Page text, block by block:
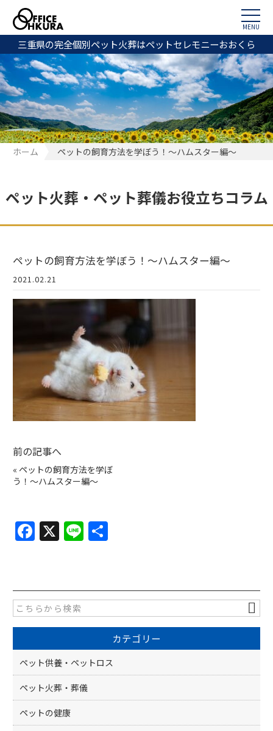
三重県の完全個別ペット火葬はペットセレモニーおおくら
MENU
ホーム ペットの飼育方法を学ぼう！〜ハムスター編〜
ペット火葬・ペット葬儀お役立ちコラム
ペットの飼育方法を学ぼう！〜ハムスター編〜
2021.02.21
前の記事へ
« ペットの飼育方法を学ぼ
う！〜ハムスター編〜
F
e
b
o
o
k
X Li
カテゴリー
ペット供養・ペットロス
ペット火葬・葬儀
ペットの健康